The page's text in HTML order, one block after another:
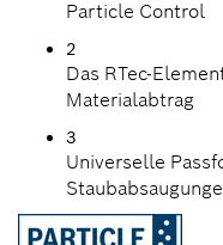
Particle Control
2
Das RTec-
Materialabtrag
3
Universelle